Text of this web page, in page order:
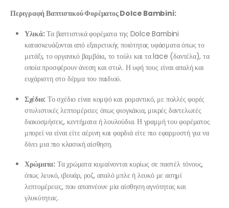
Περιγραφή Βαπτιστικού Φορέματος Dolce Bambini:
Υλικά:Τα βαπτιστικά φορέματα της Dolce Bambini
κατασκευάζονται από εξαιρετικής ποιότητας υφάσματα όπως το
μετάξι, το οργανικό βαμβάκι, το τούλι και τα lace (δαντέλα), τα
οποία προσφέρουν άνεση και στυλ. Η υφή τους είναι απαλή και
ευχάριστη στο δέρμα του παιδιού.
Σχέδιο: Το σχέδιο είναι κομψό και ρομαντικό, με πολλές φορές
στυλιστικές λεπτομέρειες όπως φιογκάκια, μικρές δαντελωτές
διακοσμήσεις, κεντήματα ή λουλούδια. Η γραμμή του φορέματος
μπορεί να είναι είτε αέρινη και φαρδιά είτε πιο εφαρμοστή για να
δίνει μια πιο κλασική αίσθηση.
Χρώματα: Τα χρώματα κυμαίνονται κυρίως σε παστέλ τόνους,
όπως λευκό, ιβουάρ, ροζ, απαλό μπλε ή λευκό με ασημί
λεπτομέρειες, που αποπνέουν μία αίσθηση αγνότητας και
γλυκύτητας.